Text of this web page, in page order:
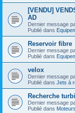
[VENDU]
AD
Dernier message
Publié dans
Reservoir fibre
Dernier message
Publié dans
velox
Dernier message
Publié dans Jets à
Recherche
Dernier message
Publié dans Moteurs